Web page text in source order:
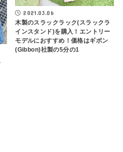
2021.03.06
木製のスラックラック(スラックラ
インスタンド)を購入！エントリー
モデルにおすすめ！価格はギボン
(Gibbon)社製の5分の1